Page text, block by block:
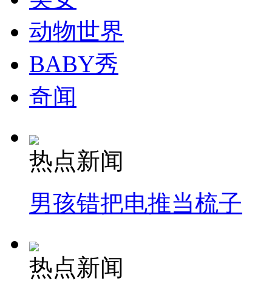
走！跟着总书记去植树
消防员救轻生者
纽约上演“枕头大战”
司机酒驾遇交警 急速倒车逃窜
动物世界
BABY秀
奇闻
热点新闻
男孩错把电推当梳子
热点新闻